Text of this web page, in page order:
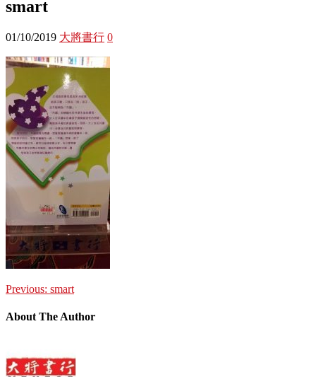
smart
01/10/2019 大將書行 0
Previous: smart
About The Author